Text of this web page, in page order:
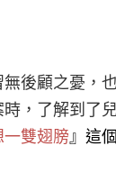
後顧之憂，
，了解到了
雙翅膀』 這